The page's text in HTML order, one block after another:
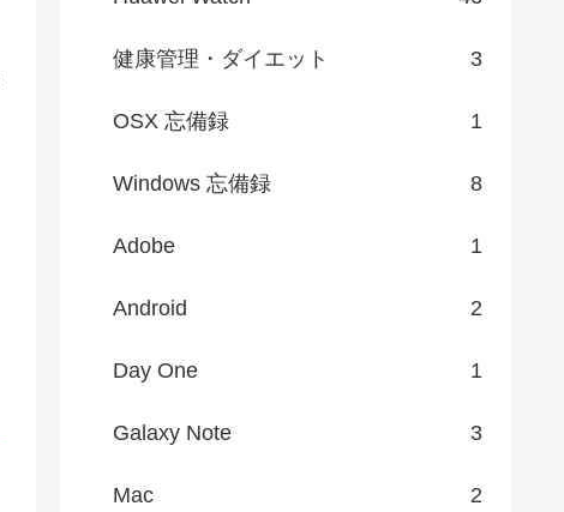
健康管理・ダイエット 3
OSX 忘備録 1
Windows 忘備録 8
Adobe 1
Android 2
Day One 1
Galaxy Note 3
Mac 2